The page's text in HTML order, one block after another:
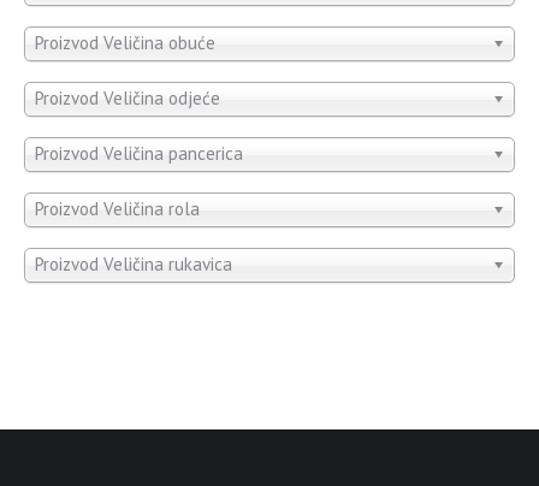
Proizvod Veličina obuće
Proizvod Veličina odjeće
Proizvod Veličina pancerica
Proizvod Veličina rola
Proizvod Veličina rukavica